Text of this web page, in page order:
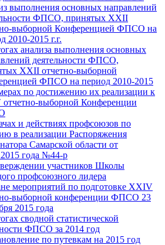
выполнения основных направлений
ФПСО, принятых XXII
выборной Конференцией ФПСО на
2010-2015 г.г.
анализа выполнения основных
деятельности ФПСО,
XXII отчетно-выборной
ФПСО на период 2010-2015
по достижению их реализации к
выборной Конференции
и действиях профсоюзов по
в реализации Распоряжения
Самарской области от
года №44-р
участников Школы
профсоюзного лидера
мероприятий по подготовке XXIV
выборной конференции ФПСО 23
2015 года
сводной статистической
ФПСО за 2014 год
по путевкам на 2015 год